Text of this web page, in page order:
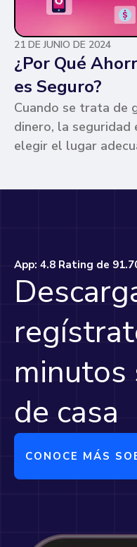
21 DE JUNIO DE 2024
¿Por Qué
es Seguro?
Cuando se trata de
dinero, la seguridad
elegir el lugar
App: 4.8 Rating de
minutos
de casa
CONOCE MÁS